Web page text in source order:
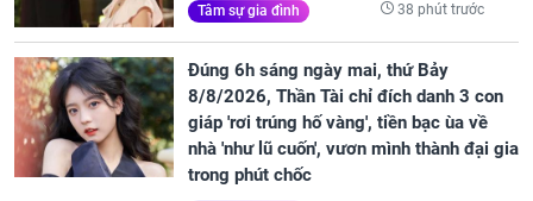
Tâm sự gia đình 38 phút trước
Đúng 6h sáng ngày mai, thứ Bảy
8/8/2026, Thần Tài chỉ đích danh 3 con
giáp 'rơi trúng hố vàng', tiền bạc ùa về
nhà 'như lũ cuốn', vươn mình thành đại gia
trong phút chốc